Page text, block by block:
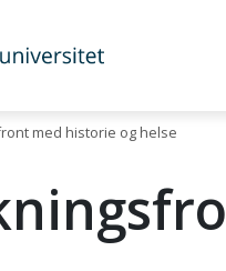
med historie og helse